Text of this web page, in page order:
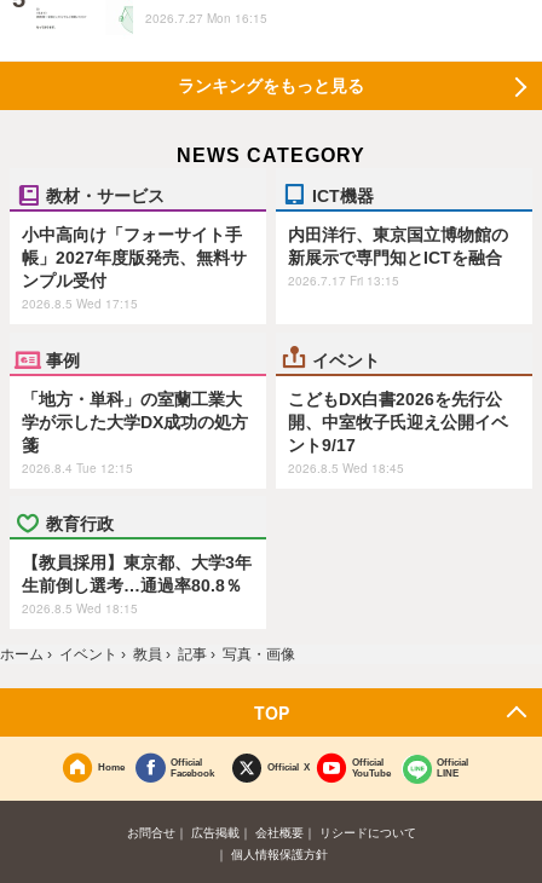
2026.7.27 Mon 16:15
ランキングをもっと見る
NEWS CATEGORY
教材・サービス
小中高向け「フォーサイト手
帳」2027年度版発売、無料サ
ンプル受付
2026.8.5 Wed 17:15
ICT機器
内田洋行、東京国立博物館の
新展示で専門知とICTを融合
2026.7.17 Fri 13:15
事例
「地方・単科」の室蘭工業大
学が示した大学DX成功の処方
箋
2026.8.4 Tue 12:15
イベント
こどもDX白書2026を先行公
開、中室牧子氏迎え公開イベ
ント9/17
2026.8.5 Wed 18:45
教育行政
【教員採用】東京都、大学3年
生前倒し選考…通過率80.8％
2026.8.5 Wed 18:15
ホーム › イベント › 教員 › 記事 › 写真・画像
TOP
Home
Official
Facebook
Official X
Official
YouTube
Official
LINE
お問合せ 広告掲載 会社概要
リシードについて
個人情報保護方針